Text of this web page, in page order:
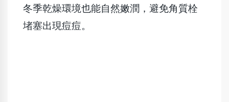
冬季乾燥環境也能自然嫩潤，避免角質栓
堵塞出現痘痘。